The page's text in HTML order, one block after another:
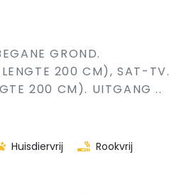
GROND.
200 CM), SAT-TV.
200 CM). UITGANG ..
Huisdiervrij Rookvrij